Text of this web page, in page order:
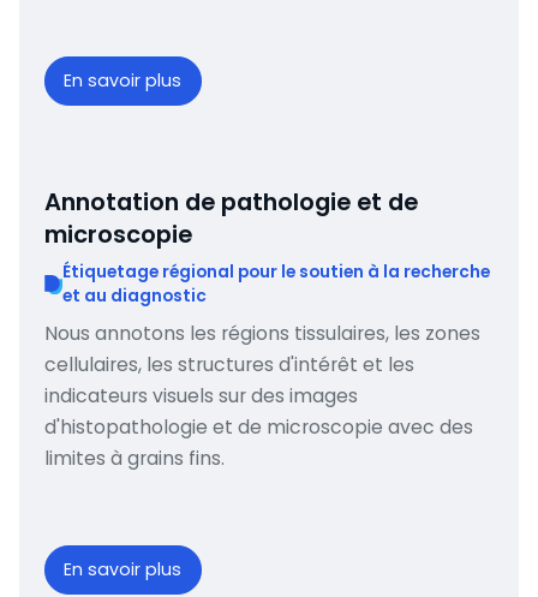
En savoir plus
Annotation de pathologie et de
microscopie
Étiquetage régional pour le soutien à la recherche
et au diagnostic
Nous annotons les régions tissulaires, les zones
cellulaires, les structures d'intérêt et les
indicateurs visuels sur des images
d'histopathologie et de microscopie avec des
limites à grains fins.
En savoir plus